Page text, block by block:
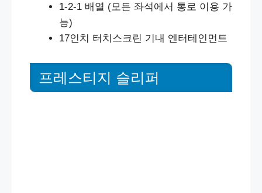
1-2-1 배열 (모든 좌석에서 통로 이용 가
능)
17인치 터치스크린 기내 엔터테인먼트
프레스티지 슬리퍼